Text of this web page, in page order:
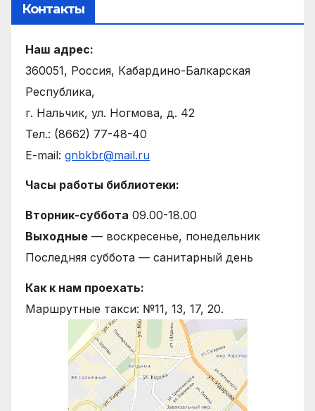
Контакты
Наш адрес:
360051, Россия, Кабардино-Балкарская
Республика,
г. Нальчик, ул. Ногмова, д. 42
Тел.: (8662) 77-48-40
E-mail: gnbkbr@mail.ru
Часы работы библиотеки:
Вторник-суббота 09.00-18.00
Выходные — воскресенье, понедельник
Последняя суббота — санитарный день
Как к нам проехать:
Маршрутные такси: №11, 13, 17, 20.